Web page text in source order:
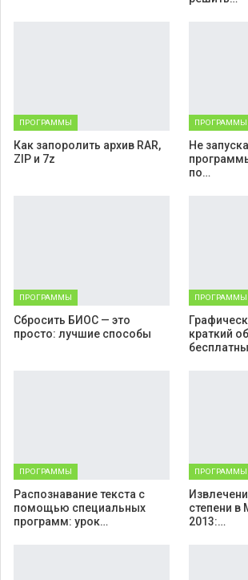
ПРОГРАММЫ
Как запоролить архив RAR,
ZIP и 7z
ПРОГРАММЫ
Не
по…
ПРОГРАММЫ
Cбросить БИОС — это
просто: лучшие способы
ПРОГРАММЫ
краткий
ПРОГРАММЫ
Распознавание текста с
помощью специальных
программ: урок…
ПРОГРАММЫ
степени в
2013:…